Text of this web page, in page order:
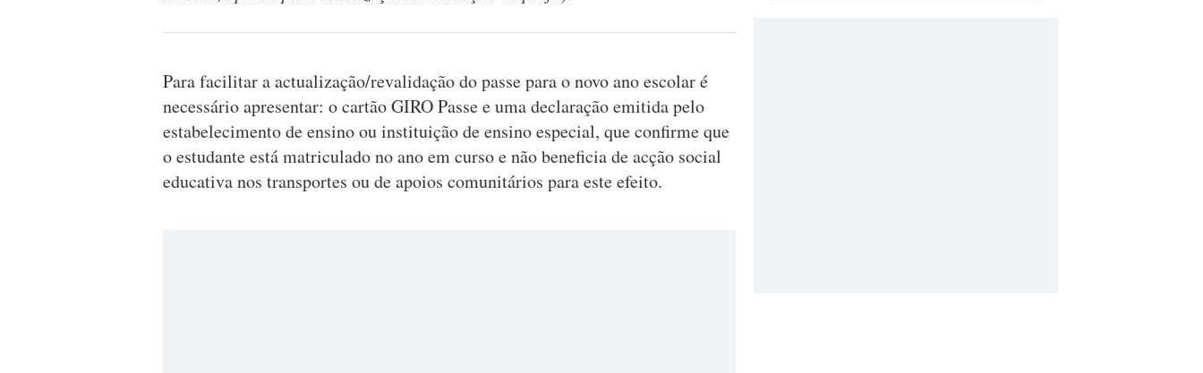
Para facilitar a actualização/revalidação do passe para o novo ano escolar é
necessário apresentar: o cartão GIRO Passe e uma declaração emitida pelo
estabelecimento de ensino ou instituição de ensino especial, que confirme que
o estudante está matriculado no ano em curso e não beneficia de acção social
educativa nos transportes ou de apoios comunitários para este efeito.